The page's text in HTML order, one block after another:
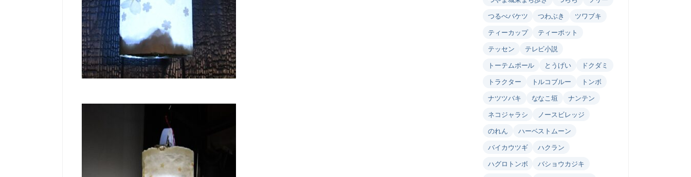
つるべバケツ
つわぶき
ツワブキ
ティーカップ
ティーポット
テッセン
テレビ小説
トーテムポール
とうげい
ドクダミ
トラクター
トルコブルー
トンボ
ナツツバキ
ななこ垣
ナンテン
ネコジャラシ
ノースビレッジ
のれん
ハーベストムーン
バイカウツギ
ハクラン
ハグロトンボ
バショウカジキ